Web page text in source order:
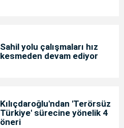
Sahil yolu çalışmaları hız
kesmeden devam ediyor
Kılıçdaroğlu'ndan 'Terörsüz
Türkiye' sürecine yönelik 4
öneri